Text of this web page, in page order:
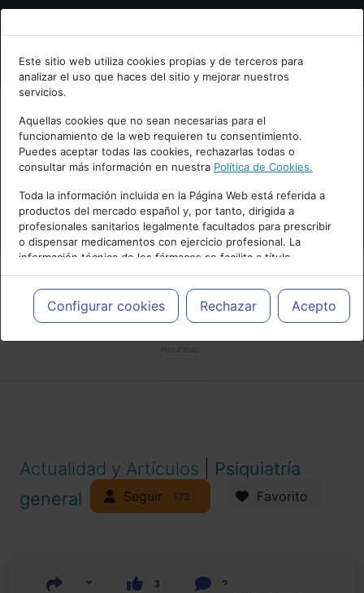
Bienvenid@ a psiquiatria.com
Escribe tu Email
Accede o regístrate con tu email.
Cancelar
Este sitio web utiliza cookies propias y de terceros para
analizar el uso que haces del sitio y mejorar nuestros
servicios.
Aquellas cookies que no sean necesarias para el
funcionamiento de la web requieren tu consentimiento.
Puedes aceptar todas las cookies, rechazarlas todas o
consultar más información en nuestra Política de Cookies.
Toda la información incluida en la Página Web está referida a
productos del mercado español y, por tanto, dirigida a
profesionales sanitarios legalmente facultados para prescribir
o dispensar medicamentos con ejercicio profesional. La
información técnica de los fármacos se facilita a título
meramente informativo, siendo responsabilidad de los
profesionales facultados prescribir medicamentos y decidir, en
cada caso concreto, el tratamiento más adecuado a las
necesidades del paciente.
Configurar cookies Rechazar Acepto
Actualidad y Artículos
Psiquiatría
general
Seguir 173 Favorito
3 2